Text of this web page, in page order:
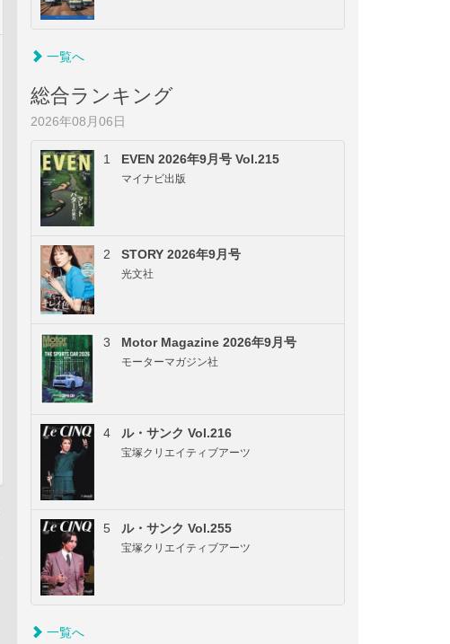
一覧へ
総合ランキング
2026年08月06日
1 EVEN 2026年9月号 Vol.215
マイナビ出版
2 STORY 2026年9月号
光文社
3 Motor Magazine 2026年9月号
モーターマガジン社
4 ル・サンク Vol.216
宝塚クリエイティブアーツ
5 ル・サンク Vol.255
宝塚クリエイティブアーツ
一覧へ